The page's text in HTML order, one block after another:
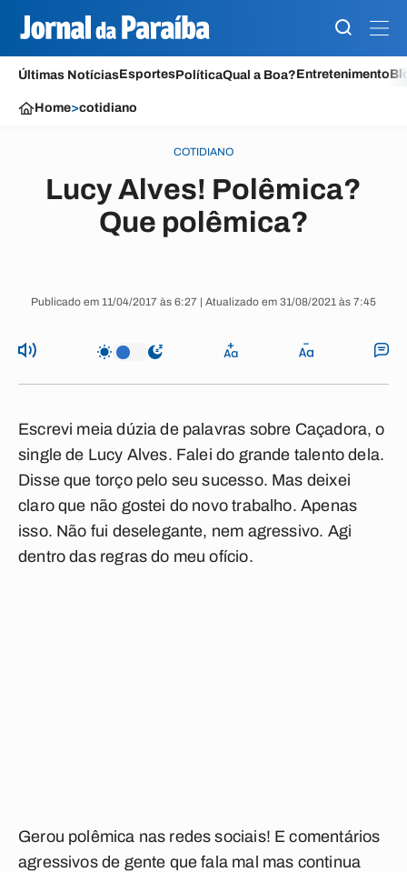
Últimas NotíciasEsportesPolíticaQual a Boa?Entretenimento
Home>cotidiano
COTIDIANO
Lucy Alves! Polêmica?
Que polêmica?
Publicado em 11/04/2017 às 6:27 | Atualizado em 31/08/2021 às 7:45
Escrevi meia dúzia de palavras sobre Caçadora, o
single de Lucy Alves. Falei do grande talento dela.
Disse que torço pelo seu sucesso. Mas deixei
claro que não gostei do novo trabalho. Apenas
isso. Não fui deselegante, nem agressivo. Agi
dentro das regras do meu ofício.
Gerou polêmica nas redes sociais! E comentários
agressivos de gente que fala mal mas continua